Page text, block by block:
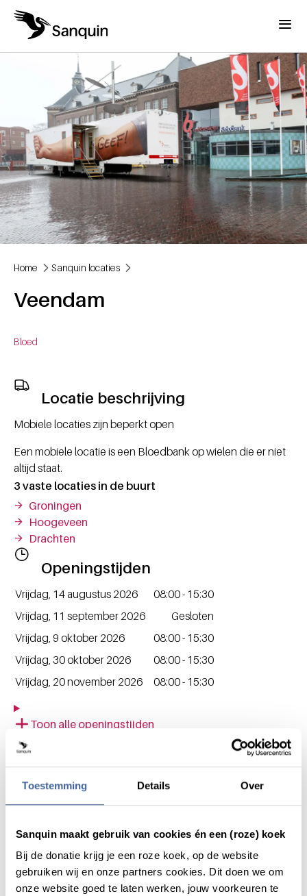
Toestemming Details Over
Sanquin maakt gebruik van cookies én een (roze) koek
Bij de donatie krijg je een roze koek, op de website
gebruiken wij en onze partners cookies. Dit doen we om
onze website goed te laten werken, jouw voorkeuren te
Overslaan en naar de inhoud gaan
Menu
Home Sanquin locaties
Veendam
Bloed
Locatie beschrijving
Mobiele locaties zijn beperkt open
Een mobiele locatie is een Bloedbank op wielen die er niet
altijd staat.
3 vaste locaties in de buurt
Groningen
Hoogeveen
Drachten
Openingstijden
Dag / Datum
Vrijdag, 14 augustus 2026
08:00 - 15:30
Vrijdag, 11 september 2026
Gesloten
Vrijdag, 9 oktober 2026
08:00 - 15:30
Vrijdag, 30 oktober 2026
08:00 - 15:30
Vrijdag, 20 november 2026
08:00 - 15:30
Toon alle openingstijden
Sanquin Bloedvoorziening
Cultuur- & Congrescentrum van Beresteyn, Museumplein
Nederland
Open in Google Maps
Fiets Lopend Auto
Contact